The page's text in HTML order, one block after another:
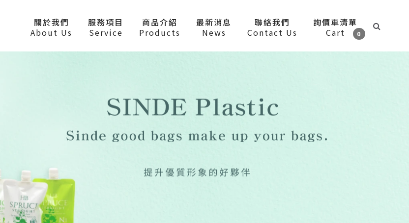
關於我們
About Us
服務項目
Service
商品介紹
Products
最新消息
News
聯絡我們
Contact Us
詢價車清單
Cart 0